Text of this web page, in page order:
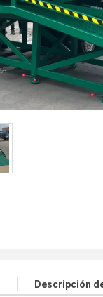
Descripción